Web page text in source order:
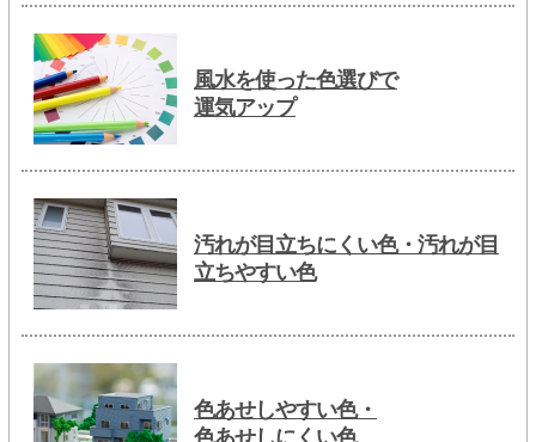
風水を使った色選びで
運気アップ
汚れが目立ちにくい色・汚れが目
立ちやすい色
色あせしやすい色・
色あせしにくい色